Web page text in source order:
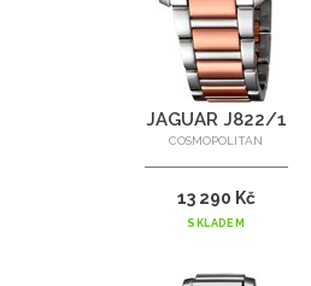
JAGUAR J822/1
COSMOPOLITAN
13 290 Kč
SKLADEM